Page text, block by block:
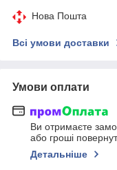
Нова Пошта
Всі умови доставки
Умови оплати
Ви отримаєте
або гроші
Детальніше